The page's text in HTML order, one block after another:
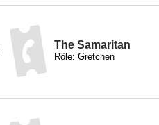
The Samaritan
Rôle: Gretchen